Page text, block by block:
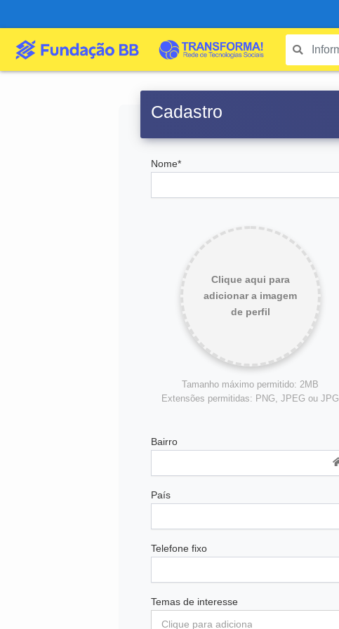
Cadastro
Nome*
Clique aqui para
adicionar a imagem
de perfil
Tamanho máximo permitido: 2MB
Extensões permitidas: PNG, JPEG ou JPG
Bairro
País
Telefone fixo
Temas de interesse